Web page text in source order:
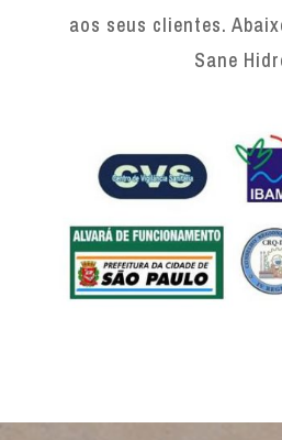
aos seus clientes.
Sane